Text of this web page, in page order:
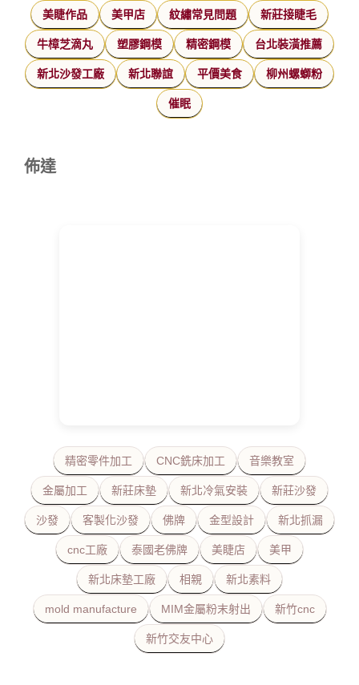
美睫作品 美甲店 紋繡常見問題 新莊接睫毛
牛樟芝滴丸 塑膠鋼模 精密鋼模 台北裝潢推薦
新北沙發工廠 新北聯誼 平價美食 柳州螺螄粉
催眠
佈達
精密零件加工 CNC銑床加工 音樂教室
金屬加工 新莊床墊 新北冷氣安裝 新莊沙發
沙發 客製化沙發 佛牌 金型設計 新北抓漏
cnc工廠 泰國老佛牌 美睫店 美甲
新北床墊工廠 相親 新北素料
mold manufacture MIM金屬粉末射出 新竹cnc
新竹交友中心